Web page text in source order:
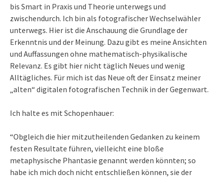
bis Smart in Praxis und Theorie unterwegs und
zwischendurch. Ich bin als fotografischer Wechselwähler
unterwegs. Hier ist die Anschauung die Grundlage der
Erkenntnis und der Meinung. Dazu gibt es meine Ansichten
und Auffassungen ohne mathematisch-physikalische
Relevanz. Es gibt hier nicht täglich Neues und wenig
Alltägliches. Für mich ist das Neue oft der Einsatz meiner
„alten“ digitalen fotografischen Technik in der Gegenwart.
Ich halte es mit Schopenhauer:
“Obgleich die hier mitzutheilenden Gedanken zu keinem
festen Resultate führen, vielleicht eine bloße
metaphysische Phantasie genannt werden könnten; so
habe ich mich doch nicht entschließen können, sie der